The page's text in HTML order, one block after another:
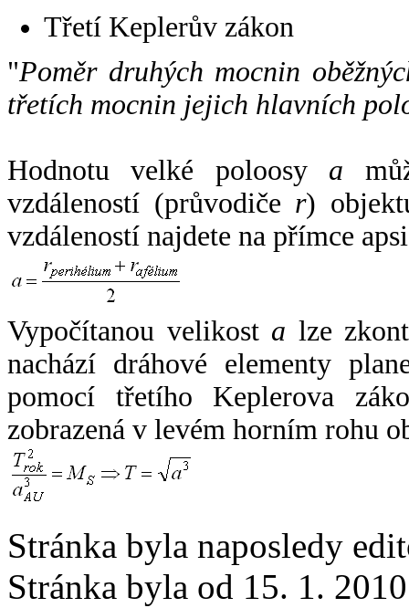
Třetí Keplerův zákon
"Poměr druhých mocnin
třetích mocnin jejich hlavních
Hodnotu velké poloosy a
vzdáleností (průvodiče r)
vzdáleností najdete na přímce
Vypočítanou velikost a lze
nachází dráhové elementy
pomocí třetího Keplerova
zobrazená v levém horním rohu
Stránka byla naposledy
Stránka byla od 15. 1.